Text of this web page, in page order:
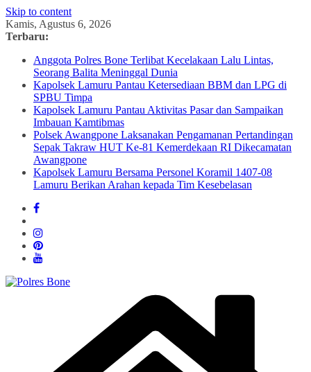
Skip to content
Kamis, Agustus 6, 2026
Terbaru:
Anggota Polres Bone Terlibat Kecelakaan Lalu Lintas,
Seorang Balita Meninggal Dunia
Kapolsek Lamuru Pantau Ketersediaan BBM dan LPG di
SPBU Timpa
Kapolsek Lamuru Pantau Aktivitas Pasar dan Sampaikan
Imbauan Kamtibmas
Polsek Awangpone Laksanakan Pengamanan Pertandingan
Sepak Takraw HUT Ke-81 Kemerdekaan RI Dikecamatan
Awangpone
Kapolsek Lamuru Bersama Personel Koramil 1407-08
Lamuru Berikan Arahan kepada Tim Kesebelasan